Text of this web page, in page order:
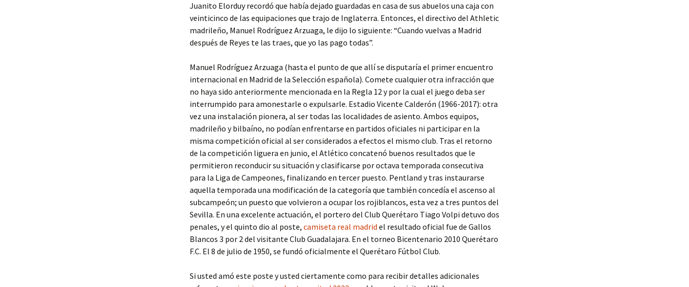
Juanito Elorduy recordó que había dejado guardadas en casa de sus abuelos una caja con
veinticinco de las equipaciones que trajo de Inglaterra. Entonces, el directivo del Athletic
madrileño, Manuel Rodríguez Arzuaga, le dijo lo siguiente: “Cuando vuelvas a Madrid
después de Reyes te las traes, que yo las pago todas”.
Manuel Rodríguez Arzuaga (hasta el punto de que allí se disputaría el primer encuentro
internacional en Madrid de la Selección española). Comete cualquier otra infracción que
no haya sido anteriormente mencionada en la Regla 12 y por la cual el juego deba ser
interrumpido para amonestarle o expulsarle. Estadio Vicente Calderón (1966-2017): otra
vez una instalación pionera, al ser todas las localidades de asiento. Ambos equipos,
madrileño y bilbaíno, no podían enfrentarse en partidos oficiales ni participar en la
misma competición oficial al ser considerados a efectos el mismo club. Tras el retorno
de la competición liguera en junio, el Atlético concatenó buenos resultados que le
permitieron reconducir su situación y clasificarse por octava temporada consecutiva
para la Liga de Campeones, finalizando en tercer puesto. Pentland y tras instaurarse
aquella temporada una modificación de la categoría que también concedía el ascenso al
subcampeón; un puesto que volvieron a ocupar los rojiblancos, esta vez a tres puntos del
Sevilla. En una excelente actuación, el portero del Club Querétaro Tiago Volpi detuvo dos
penales, y el quinto dio al poste, camiseta real madrid el resultado oficial fue de Gallos
Blancos 3 por 2 del visitante Club Guadalajara. En el torneo Bicentenario 2010 Querétaro
F.C. El 8 de julio de 1950, se fundó oficialmente el Querétaro Fútbol Club.
Si usted amó este poste y usted ciertamente como para recibir detalles adicionales